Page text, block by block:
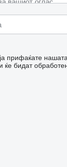
прифаќате нашата
ќе бидат